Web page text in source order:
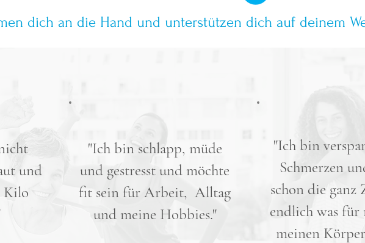
dich an die Hand und unterstützen dich auf deinem
und
Kilo
"Ich bin schlapp, müde
und gestresst und möchte
fit sein für Arbeit, Alltag
und meine Hobbies."
"Ich bin
Schmerzen
schon die ganz
endlich was
meinen